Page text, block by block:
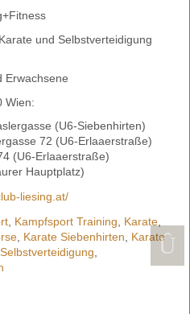
und Selbstverteidigung
Erwachsene
Wien:
(U6-Siebenhirten)
72 (U6-Erlaaerstraße)
(U6-Erlaaerstraße)
Hauptplatz)
liesing.at/
, Kampfsport Training, Karate,
, Karate Siebenhirten, Karate
Selbstverteidigung,